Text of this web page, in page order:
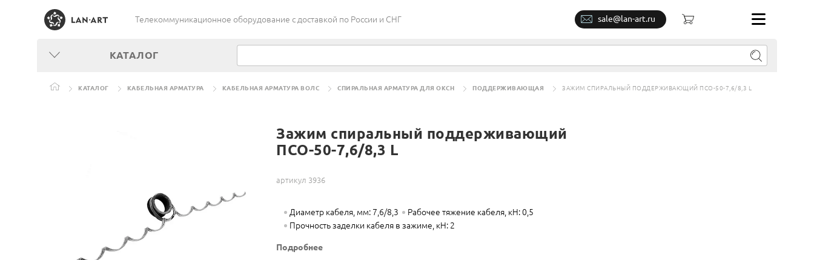
Телекоммуникационное оборудование c доставкой по России и СНГ sale@lan-art.ru
КАТАЛОГ
КАТАЛОГ КАБЕЛЬНАЯ АРМАТУРА КАБЕЛЬНАЯ АРМАТУРА ВОЛС СПИРАЛЬНАЯ АРМАТУРА ДЛЯ ОКСН ПОДДЕРЖИВАЮЩАЯ ЗАЖИМ СПИРАЛЬНЫЙ ПОДДЕРЖИВАЮЩИЙ ПСО-50-7,6/8,3 L
Зажим спиральный поддерживающий
ПСО-50-7,6/8,3 L
артикул 3936
Диаметр кабеля, мм: 7,6/8,3
Рабочее тяжение кабеля, кН: 0,5
Прочность заделки кабеля в зажиме, кН: 2
Подробнее